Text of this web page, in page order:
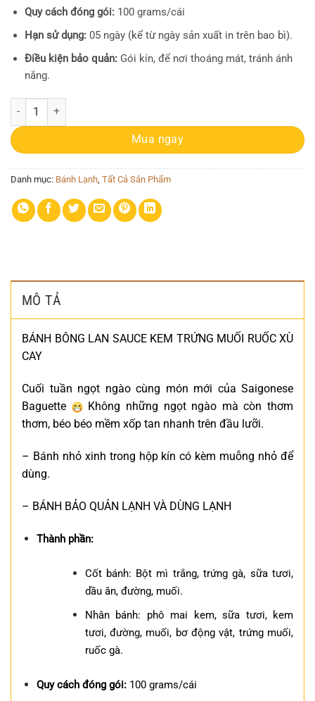
Quy cách đóng gói: 100 grams/cái
Hạn sử dụng:05 ngày (kể từ ngày sản xuất in trên bao bì).
Điều kiện bảo quản:Gói kín, để nơi thoáng mát, tránh ánh
nắng.
Bông Lan Trứng Muối số lượng
Mua ngay
Danh mục: Bánh Lạnh Tất Cả Sản Phẩm
MÔ TẢ
BÁNH BÔNG LAN SAUCE KEM TRỨNG MUỐI RUỐC XÙ
CAY
Cuối tuần ngọt ngào cùng món mới của Saigonese
Baguette
Không những ngọt ngào mà còn thơm
thơm, béo béo mềm xốp tan nhanh trên đầu lưỡi.
– Bánh nhỏ xinh trong hộp kín có kèm muỗng nhỏ để
dùng.
– BÁNH BẢO QUẢN LẠNH VÀ DÙNG LẠNH
Thành phần:
Cốt bánh: Bột mì trắng, trứng gà, sữa tươi,
dầu ăn, đường, muối.
Nhân bánh: phô mai kem, sữa tươi, kem
tươi, đường, muối, bơ động vật, trứng muối,
ruốc gà.
Quy cách đóng gói: 100 grams/cái